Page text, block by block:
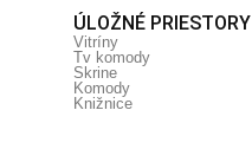
ÚLOŽNÉ PRIESTORY
Vitríny
Tv komody
Skrine
Komody
Knižnice